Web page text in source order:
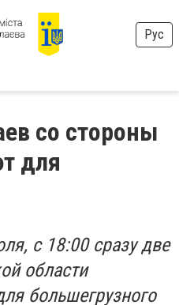
Рус
со стороны
для
с 18:00 сразу две
области
большегрузного